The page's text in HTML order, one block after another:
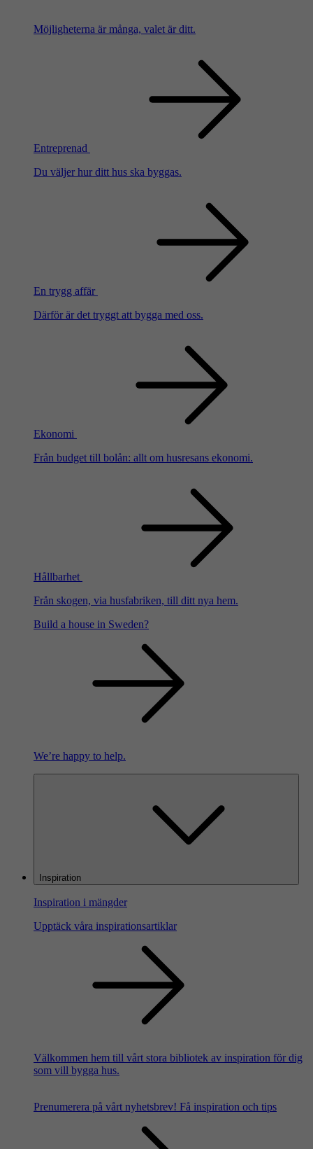
Möjligheterna är många, valet är ditt.
Entreprenad
Du väljer hur ditt hus ska byggas.
En trygg affär
Därför är det tryggt att bygga med oss.
Ekonomi
Från budget till bolån: allt om husresans ekonomi.
Hållbarhet
Från skogen, via husfabriken, till ditt nya hem.
Build a house in Sweden?
We’re happy to help.
Inspiration
Inspiration i mängder
Upptäck våra inspirationsartiklar
Välkommen hem till vårt stora bibliotek av inspiration för dig
som vill bygga hus.
Prenumerera på vårt nyhetsbrev! Få inspiration och tips